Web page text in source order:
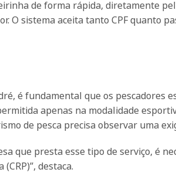
de forma rápida, diretamente
O sistema aceita tanto CPF quanto
é fundamental que os pescadores
apenas na modalidade
de pesca precisa observar uma
que presta esse tipo de serviço, é
destaca.